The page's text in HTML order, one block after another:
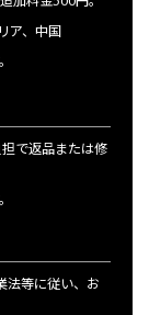
ア、中国
で返品または修
法等に従い、お